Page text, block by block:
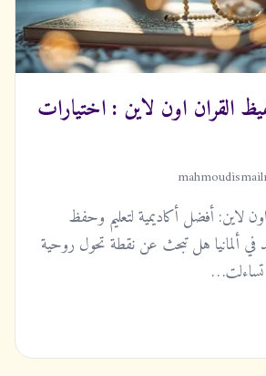
القران اون لاين : اختيارات
لاين: أفضل أكاديمية لتعليم وحفظ
في ألمانيا هل تبحث عن نقطة تحول روحية